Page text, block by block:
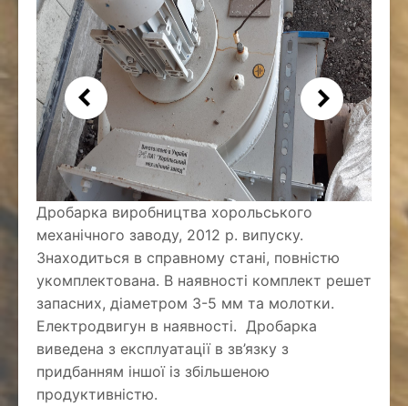
Дробарка виробництва хорольського
механічного заводу, 2012 р. випуску.
Знаходиться в справному стані, повністю
укомплектована. В наявності комплект решет
запасних, діаметром 3-5 мм та молотки.
Електродвигун в наявності. Дробарка
виведена з експлуатації в зв’язку з
придбанням іншої із збільшеною
продуктивністю.